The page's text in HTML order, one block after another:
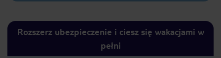
Rozszerz ubezpieczenie i ciesz się wakacjami w
pełni